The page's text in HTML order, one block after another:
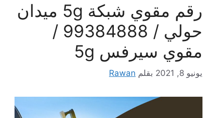
رقم مقوي شبكة 5g ميدان
حولي / 99384888 /
مقوي سيرفس 5g
يونيو 8, 2021 بقلم Rawan